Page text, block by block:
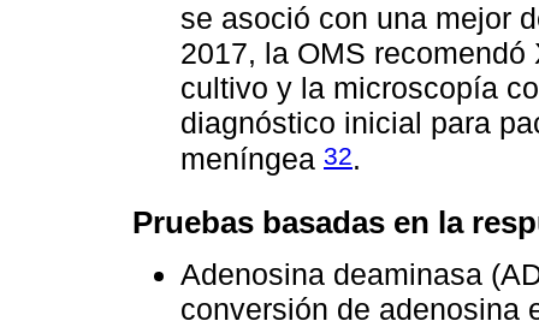
se asoció con una mejor
2017, la OMS
cultivo y la microscopía
diagnóstico inicial para
meníngea 32.
Pruebas basadas en la
Adenosina deaminasa
conversión de adenosina